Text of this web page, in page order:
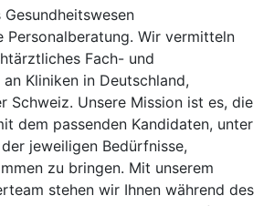
Personalberatung. Wir vermitteln
Fach- und
Kliniken in Deutschland,
Schweiz. Unsere Mission ist es, die
dem passenden Kandidaten, unter
jeweiligen Bedürfnisse,
zu bringen. Mit unserem
stehen wir Ihnen während des